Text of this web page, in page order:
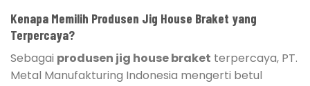
Kenapa Memilih Produsen Jig House Braket yang
Terpercaya?
Sebagai produsen jig house braket terpercaya, PT.
Metal Manufakturing Indonesia mengerti betul